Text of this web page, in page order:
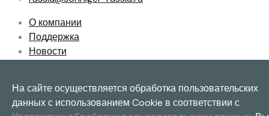
О компании
Поддержка
Новости
© 2010-2022 ||| SONNIGER. Все права защищены
На сайте осуществляется обработка пользовательских
данных с использованием Cookie в соответствии с